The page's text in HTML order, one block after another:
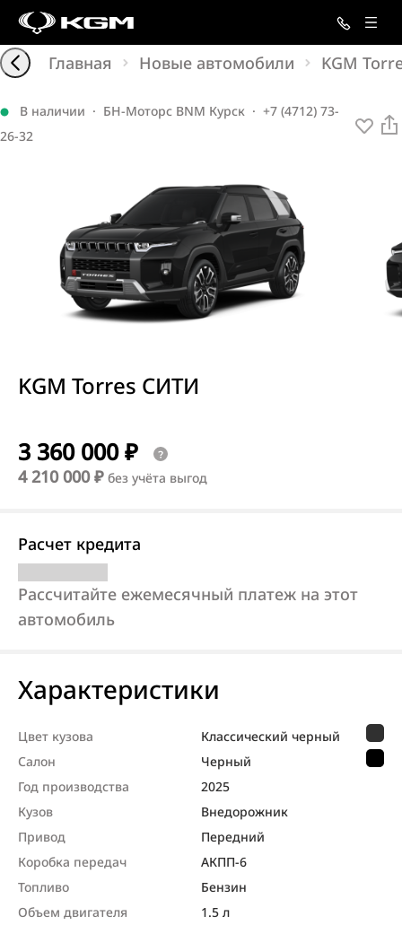
Главная Новые автомобили KGM
В наличии · БН-Моторс BNM Курск · +7 (4712) 73-
26-32
KGM Torres СИТИ
3 360 000 ₽
4 210 000 ₽ без учёта выгод
Расчет кредита
Рассчитайте ежемесячный платеж на этот
автомобиль
Характеристики
Цвет кузова
Классический черный
Салон
Черный
Год производства
2025
Кузов
Внедорож­ник
Привод
Передний
Коробка передач
АКПП-6
Топливо
Бензин
Объем двигателя
1.5 л